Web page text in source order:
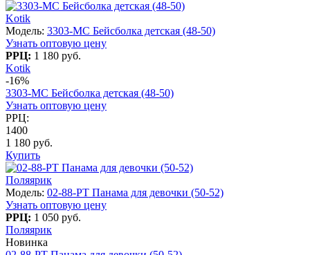
Kotik
Модель: 3303-МC Бейсболка детская (48-50)
Узнать оптовую цену
РРЦ: 1 180 руб.
Kotik
-16%
3303-МC Бейсболка детская (48-50)
Узнать оптовую цену
РРЦ:
1400
1 180 руб.
Купить
Поляярик
Модель: 02-88-PT Панама для девочки (50-52)
Узнать оптовую цену
РРЦ: 1 050 руб.
Поляярик
Новинка